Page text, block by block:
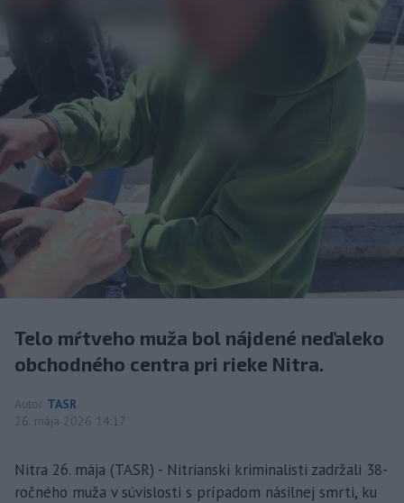
Telo mŕtveho muža bol nájdené neďaleko
obchodného centra pri rieke Nitra.
Autor TASR
26. mája 2026 14:17
Nitra 26. mája (TASR) - Nitrianski kriminalisti zadržali 38-
ročného muža v súvislosti s prípadom násilnej smrti, ku